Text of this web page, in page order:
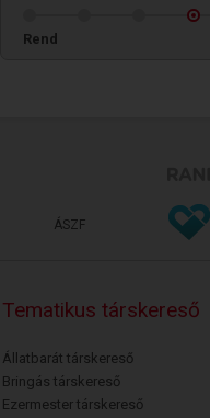
Rend
ÁSZF
Tematikus társkereső
Állatbarát társkereső
Bringás társkereső
Ezermester társkereső